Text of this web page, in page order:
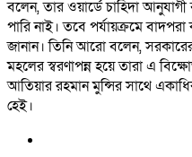
বলেন, তার ওয়ার্ডে চাহিদা
পারি নাই। তবে পর্যায়ক্রমে
জানান। তিনি আরো বলেন,
মহলের স্বরণাপন্ন হয়ে তারা এ
আতিয়ার রহমান মুন্সির সাথে
হেই।